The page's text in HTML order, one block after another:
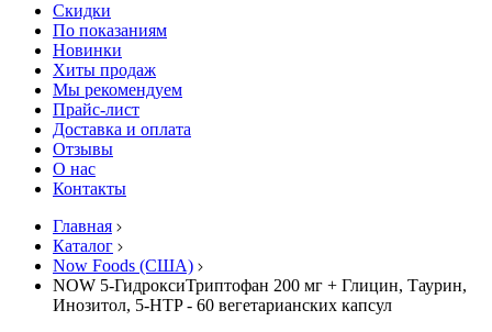
Скидки
По показаниям
Новинки
Хиты продаж
Мы рекомендуем
Прайс-лист
Доставка и оплата
Отзывы
О нас
Контакты
Главная
Каталог
Now Foods (США)
NOW 5-ГидроксиТриптофан 200 мг + Глицин, Таурин,
Инозитол, 5-HTP - 60 вегетарианских капсул